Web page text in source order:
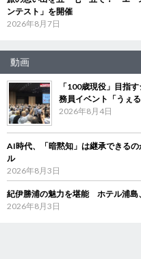
ンテスト」を開催
2026年8月7日
動画
「100歳現役」目指
務員イベント「うぇる
2026年8月4日
AI時代、「暗黙知」は継承できる
ル
2026年8月3日
紀伊勝浦の魅力を堪能 ホテル浦島
2026年8月3日